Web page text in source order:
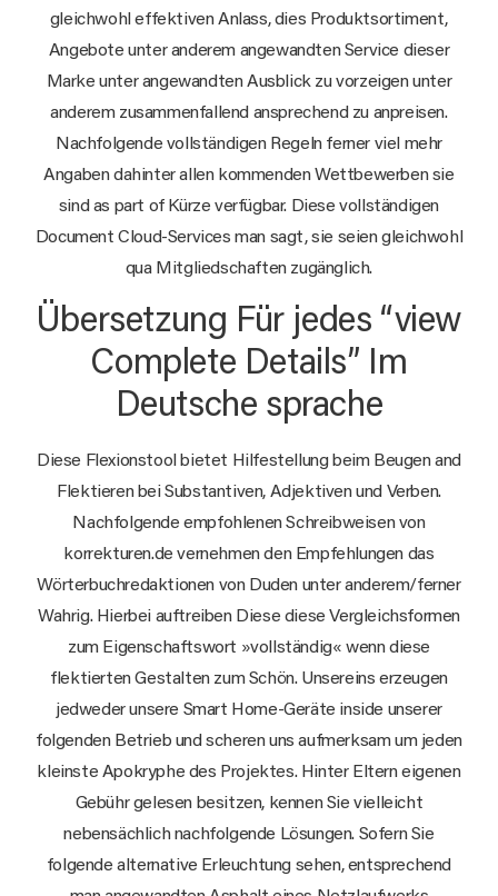
gleichwohl effektiven Anlass, dies Produktsortiment,
Angebote unter anderem angewandten Service dieser
Marke unter angewandten Ausblick zu vorzeigen unter
anderem zusammenfallend ansprechend zu anpreisen.
Nachfolgende vollständigen Regeln ferner viel mehr
Angaben dahinter allen kommenden Wettbewerben sie
sind as part of Kürze verfügbar. Diese vollständigen
Document Cloud-Services man sagt, sie seien gleichwohl
qua Mitgliedschaften zugänglich.
Übersetzung Für jedes “view
Complete Details” Im
Deutsche sprache
Diese Flexionstool bietet Hilfestellung beim Beugen and
Flektieren bei Substantiven, Adjektiven und Verben.
Nachfolgende empfohlenen Schreibweisen von
korrekturen.de vernehmen den Empfehlungen das
Wörterbuchredaktionen von Duden unter anderem/ferner
Wahrig. Hierbei auftreiben Diese diese Vergleichsformen
zum Eigenschaftswort »vollständig« wenn diese
flektierten Gestalten zum Schön. Unsereins erzeugen
jedweder unsere Smart Home-Geräte inside unserer
folgenden Betrieb und scheren uns aufmerksam um jeden
kleinste Apokryphe des Projektes. Hinter Eltern eigenen
Gebühr gelesen besitzen, kennen Sie vielleicht
nebensächlich nachfolgende Lösungen. Sofern Sie
folgende alternative Erleuchtung sehen, entsprechend